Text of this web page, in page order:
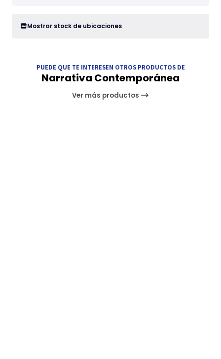
Mostrar stock de ubicaciones
PUEDE QUE TE INTERESEN OTROS PRODUCTOS DE
Narrativa Contemporánea
Ver más productos